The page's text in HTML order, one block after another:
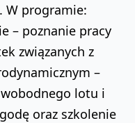
W programie:
– poznanie pracy
związanych z
–
lotu i
oraz szkolenie